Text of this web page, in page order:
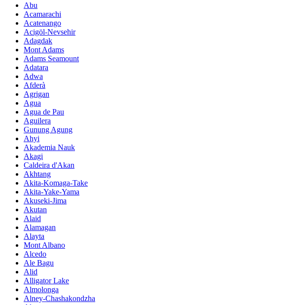
Abu
Acamarachi
Acatenango
Acigöl-Nevsehir
Adagdak
Mont Adams
Adams Seamount
Adatara
Adwa
Afderà
Agrigan
Agua
Agua de Pau
Aguilera
Gunung Agung
Ahyi
Akademia Nauk
Akagi
Caldeira d'Akan
Akhtang
Akita-Komaga-Take
Akita-Yake-Yama
Akuseki-Jima
Akutan
Alaid
Alamagan
Alayta
Mont Albano
Alcedo
Ale Bagu
Alid
Alligator Lake
Almolonga
Alney-Chashakondzha